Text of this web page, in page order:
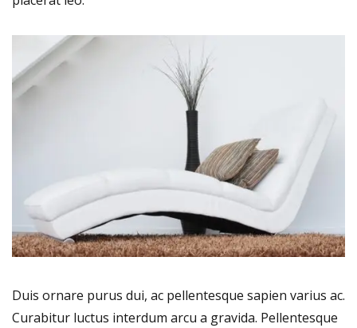
Duis ornare purus dui, ac pellentesque sapien varius ac.
Curabitur luctus interdum arcu a gravida. Pellentesque